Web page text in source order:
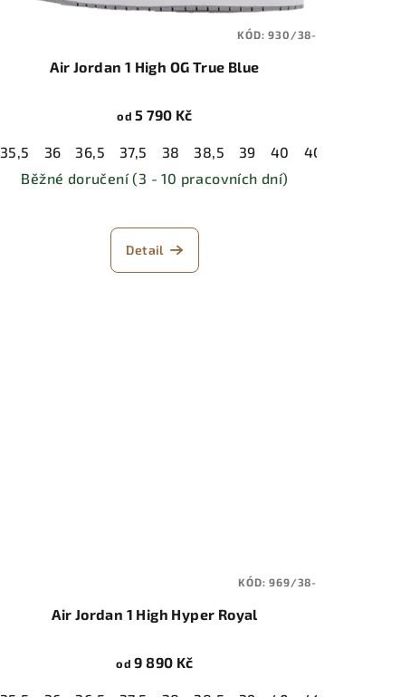
41 42 42,5 43 44 44,5 45 45,5 46
Air Jordan 1 High OG True Blue
od 5 790 Kč
35,5 36 36,5 37,5 38 38,5 39 40 40,5
Běžné doručení (3 - 10 pracovních dní)
Detail
KÓD:930/38-
Air Jordan 1 High Hyper Royal
od 9 890 Kč
KÓD:969/38-